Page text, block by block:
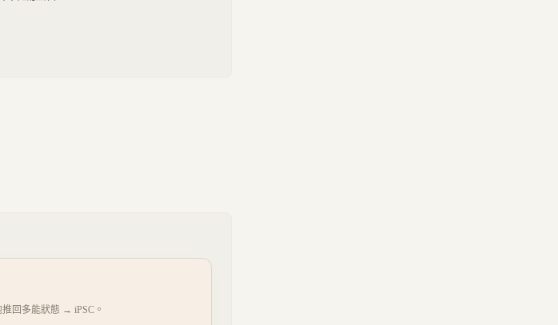
回多能狀態 → iPSC。